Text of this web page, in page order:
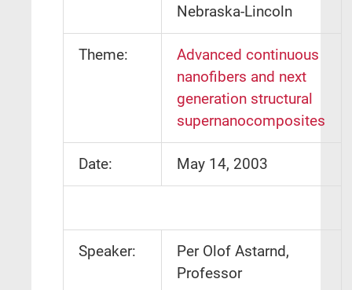
Nebraska-Lincoln
Theme:
Advanced continuous
nanofibers and next
generation structural
supernanocomposites
Date: May 14, 2003
Speaker:
Per Olof Astarnd,
Professor